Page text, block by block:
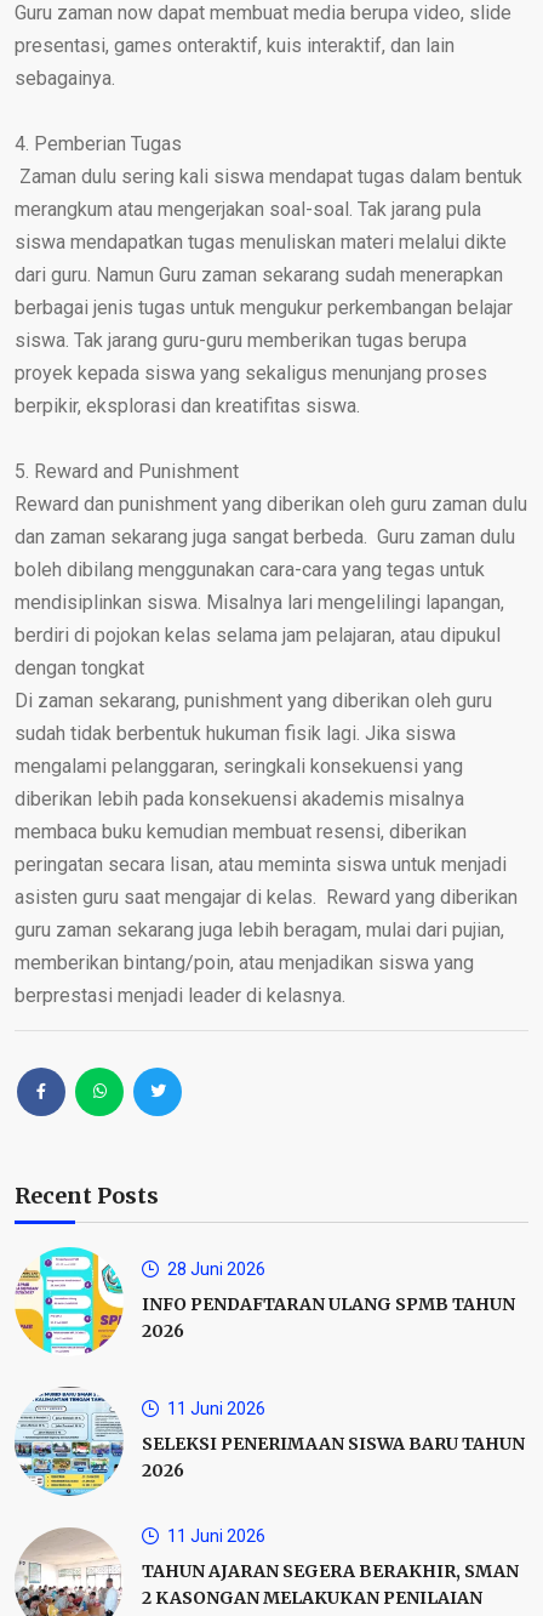
Guru zaman now dapat membuat media berupa video, slide
presentasi, games onteraktif, kuis interaktif, dan lain
sebagainya.
4. Pemberian Tugas
Zaman dulu sering kali siswa mendapat tugas dalam bentuk
merangkum atau mengerjakan soal-soal. Tak jarang pula
siswa mendapatkan tugas menuliskan materi melalui dikte
dari guru. Namun Guru zaman sekarang sudah menerapkan
berbagai jenis tugas untuk mengukur perkembangan belajar
siswa. Tak jarang guru-guru memberikan tugas berupa
proyek kepada siswa yang sekaligus menunjang proses
berpikir, eksplorasi dan kreatifitas siswa.
5. Reward and Punishment
Reward dan punishment yang diberikan oleh guru zaman dulu
dan zaman sekarang juga sangat berbeda. Guru zaman dulu
boleh dibilang menggunakan cara-cara yang tegas untuk
mendisiplinkan siswa. Misalnya lari mengelilingi lapangan,
berdiri di pojokan kelas selama jam pelajaran, atau dipukul
dengan tongkat
Di zaman sekarang, punishment yang diberikan oleh guru
sudah tidak berbentuk hukuman fisik lagi. Jika siswa
mengalami pelanggaran, seringkali konsekuensi yang
diberikan lebih pada konsekuensi akademis misalnya
membaca buku kemudian membuat resensi, diberikan
peringatan secara lisan, atau meminta siswa untuk menjadi
asisten guru saat mengajar di kelas. Reward yang diberikan
guru zaman sekarang juga lebih beragam, mulai dari pujian,
memberikan bintang/poin, atau menjadikan siswa yang
berprestasi menjadi leader di kelasnya.
Recent Posts
28 Juni 2026
INFO PENDAFTARAN ULANG SPMB TAHUN
2026
11 Juni 2026
SELEKSI PENERIMAAN SISWA BARU TAHUN
2026
11 Juni 2026
TAHUN AJARAN SEGERA BERAKHIR, SMAN
2 KASONGAN MELAKUKAN PENILAIAN